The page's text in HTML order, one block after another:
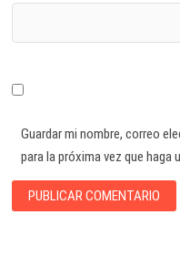
Guardar mi nombre, correo
para la próxima vez que haga